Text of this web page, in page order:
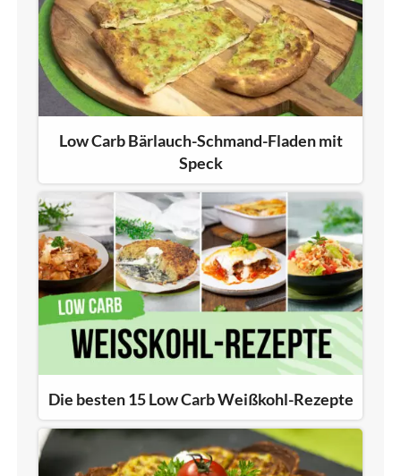
Low Carb Bärlauch-Schmand-Fladen mit
Speck
Die besten 15 Low Carb Weißkohl-Rezepte